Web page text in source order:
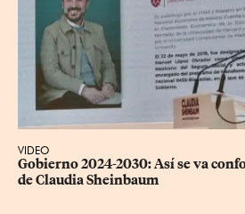
VIDEO
Gobierno 2024-2030: Así se va
de Claudia Sheinbaum